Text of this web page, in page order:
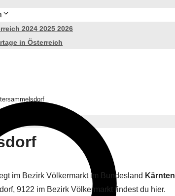
2024 2025 2026
in Österreich
im Bezirk Völkermarkt im Bundesland Kärnten
9122 im Bezirk Völkermarkt findest du hier.